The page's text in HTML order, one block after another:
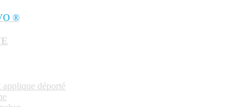
®
applique déporté